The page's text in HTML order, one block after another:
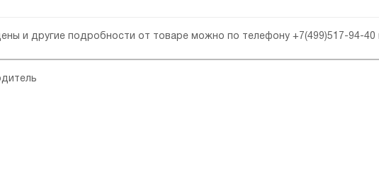
и другие подробности от товаре можно по телефону +7(499)517-94-40